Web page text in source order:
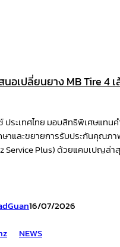
นอเปลี่ยนยาง MB Tire 4
ประเทศไทย มอบสิทธิพิเศษแท
ษาและขยายการรับประกันคุณภ
Service Plus) ด้วยแคมเปญล่า
16/07/2026
NEWS